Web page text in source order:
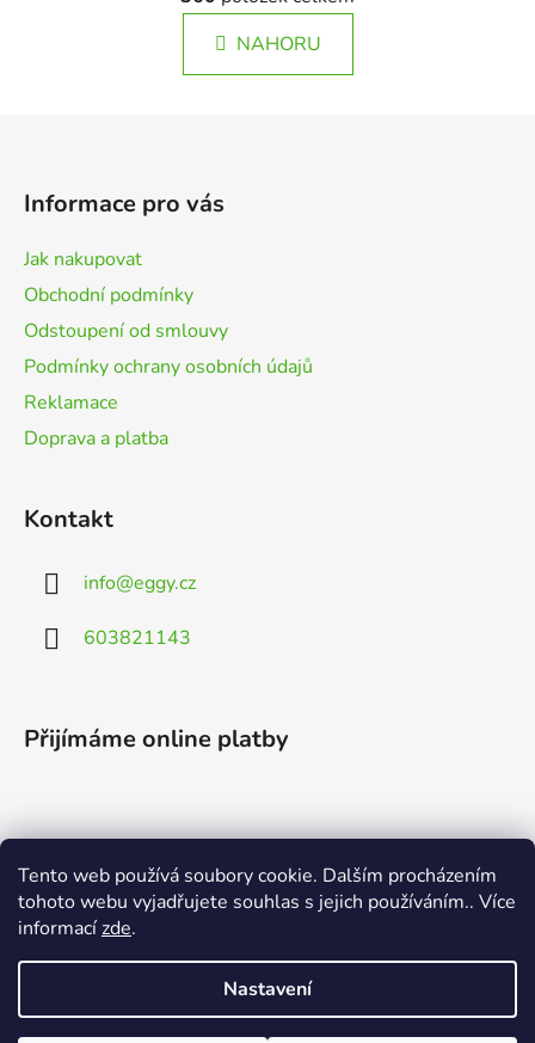
Tento web používá soubory cookie. Dalším procházením
tohoto webu vyjadřujete souhlas s jejich používáním.. Více
informacízde.
Nastavení
l
á
d
p
n
k
NAHORU
Informace pro vás
Jak nakupovat
Obchodní podmínky
Odstoupení od smlouvy
Podmínky ochrany osobních údajů
Reklamace
Doprava a platba
Kontakt
info@eggy.cz
603821143
Přijímáme online platby
Vyhledávání
HLEDAT